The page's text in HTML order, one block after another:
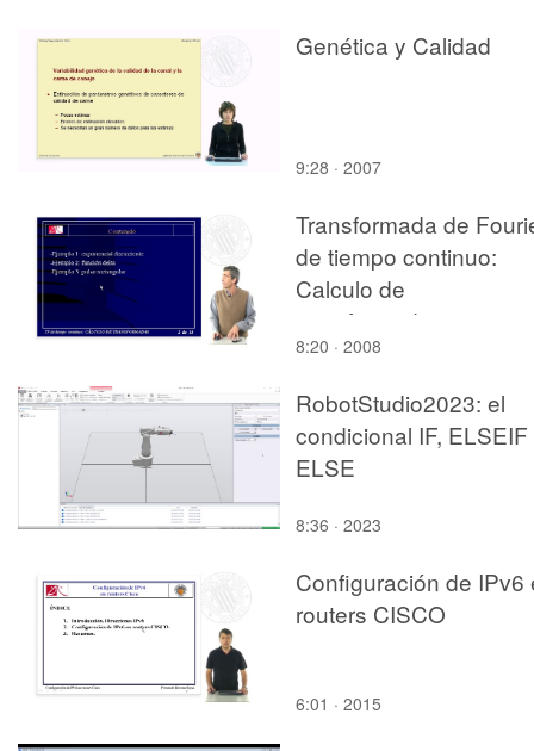
Genética y Calidad
9:28 · 2007
Transformada de
de tiempo continuo:
Calculo de
transformadas
8:20 · 2008
RobotStudio2023: el
condicional IF, ELSEIF
ELSE
8:36 · 2023
Configuración de IPv6
routers CISCO
6:01 · 2015